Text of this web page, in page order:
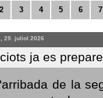
2 3 4 5 6 7
29. juliol 2026
ja es
de la